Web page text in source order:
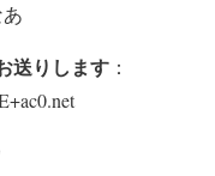
送りします ：